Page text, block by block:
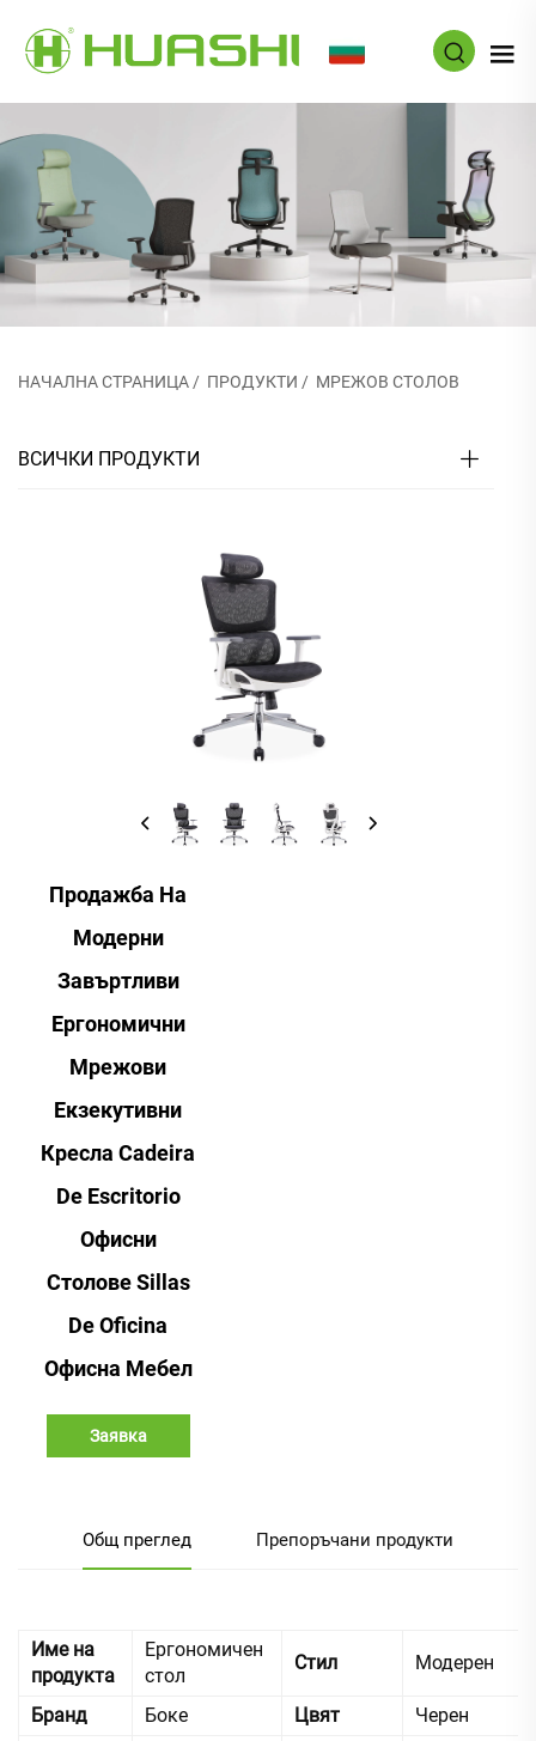
НАЧАЛНА СТРАНИЦА / ПРОДУКТИ / МРЕЖОВ СТОЛОВ
ВСИЧКИ ПРОДУКТИ
Продажба На
Модерни
Завъртливи
Ергономични
Мрежови
Екзекутивни
Кресла Cadeira
De Escritorio
Офисни
Столове Sillas
De Oficina
Офисна Мебел
Заявка
Общ преглед Препоръчани продукти
Име на
продукта
Ергономичен
стол
Стил Модерен
Бранд Боке Цвят Черен